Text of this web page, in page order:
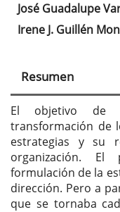
Contenido
principal
del
artículo
José Guadalupe
Irene J. Guillén
Resumen
El objetivo de
transformación de
estrategias y su
organización. El
formulación de la
dirección. Pero a
que se tornaba